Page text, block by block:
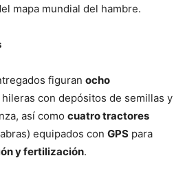
mapa mundial del hambre.
figuran ocho
con depósitos de semillas y
así como cuatro tractores
equipados con GPS para
y fertilización.